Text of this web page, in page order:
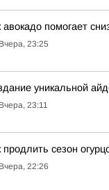
авокадо помогает
Вчера, 23:25
уникальной
Вчера, 23:11
продлить сезон
Вчера, 22:26